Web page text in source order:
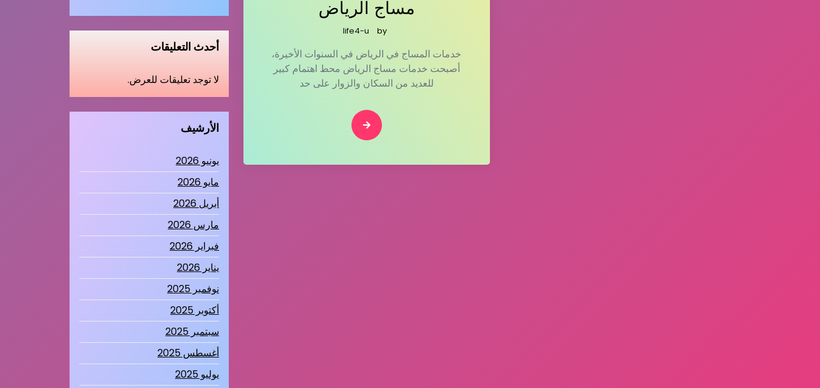
مساج الرياض
by
life4-u
خدمات المساج في الرياض في السنوات الأخيرة،
أصبحت خدمات مساج الرياض محط اهتمام كبير
للعديد من السكان والزوار على حد
أحدث التعليقات
لا توجد تعليقات للعرض.
الأرشيف
يونيو 2026
مايو 2026
أبريل 2026
مارس 2026
فبراير 2026
يناير 2026
نوفمبر 2025
أكتوبر 2025
سبتمبر 2025
أغسطس 2025
يوليو 2025